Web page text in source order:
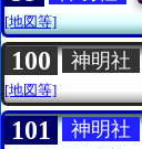
[地図等]
100 神明社
[地図等]
101 神明社